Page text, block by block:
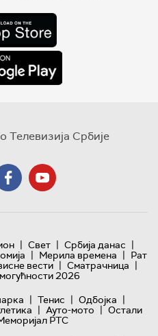
Телевизија Србије
| Свет | Србија данас |
| Мерила времена | Рат
вести | Сматрачница |
2026
| Тенис | Одбојка |
| Ауто-мото | Остали
РТС